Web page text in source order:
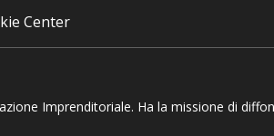
Center
Imprenditoriale. Ha la missione di